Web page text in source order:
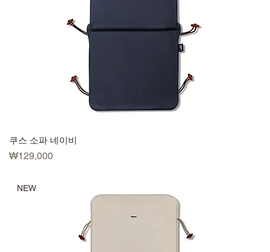
쿠스 소파 네이비
가격
₩129,000
NEW